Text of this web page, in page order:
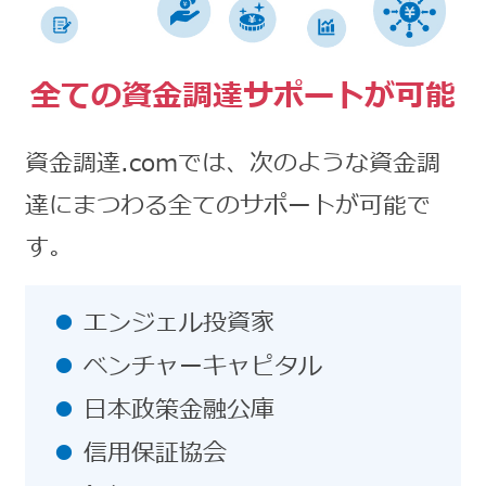
全ての資金調達サポートが可能
資金調達.comでは、次のような資金調
達にまつわる全てのサポートが可能で
す。
エンジェル投資家
ベンチャーキャピタル
日本政策金融公庫
信用保証協会